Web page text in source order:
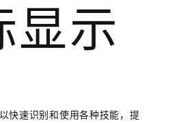
显示
快速识别和使用各种技能，提